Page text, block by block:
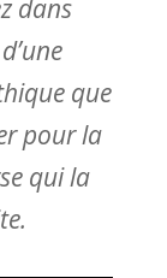
dans
que
pour la
qui la